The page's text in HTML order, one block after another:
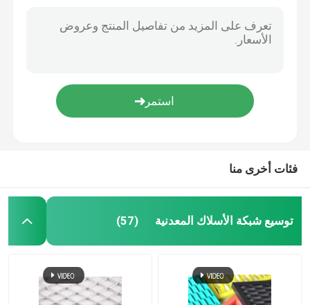
فئات أخرى منا
توسيع شبكة الأسلاك المعدنية (57)